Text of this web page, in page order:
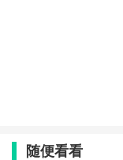
随便看看